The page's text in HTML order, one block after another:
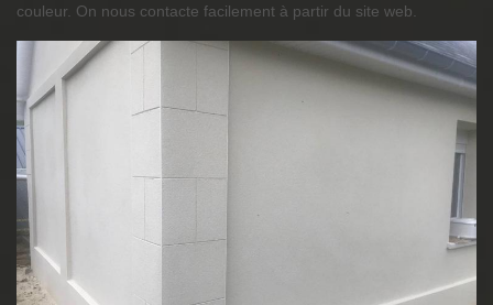
couleur. On nous contacte facilement à partir du site web.